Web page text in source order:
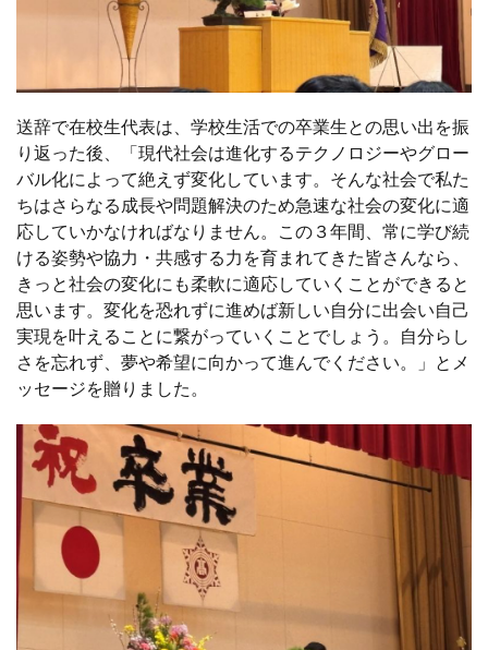
送辞で在校生代表は、学校生活での卒業生との思い出を振
り返った後、「現代社会は進化するテクノロジーやグロー
バル化によって絶えず変化しています。そんな社会で私た
ちはさらなる成長や問題解決のため急速な社会の変化に適
応していかなければなりません。この３年間、常に学び続
ける姿勢や協力・共感する力を育まれてきた皆さんなら、
きっと社会の変化にも柔軟に適応していくことができると
思います。変化を恐れずに進めば新しい自分に出会い自己
実現を叶えることに繋がっていくことでしょう。自分らし
さを忘れず、夢や希望に向かって進んでください。」とメ
ッセージを贈りました。